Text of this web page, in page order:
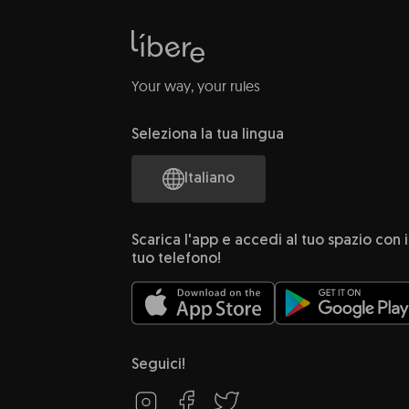
Your way, your rules
Seleziona la tua lingua
Italiano
Scarica l'app e accedi al tuo spazio con
tuo telefono!
Seguici!